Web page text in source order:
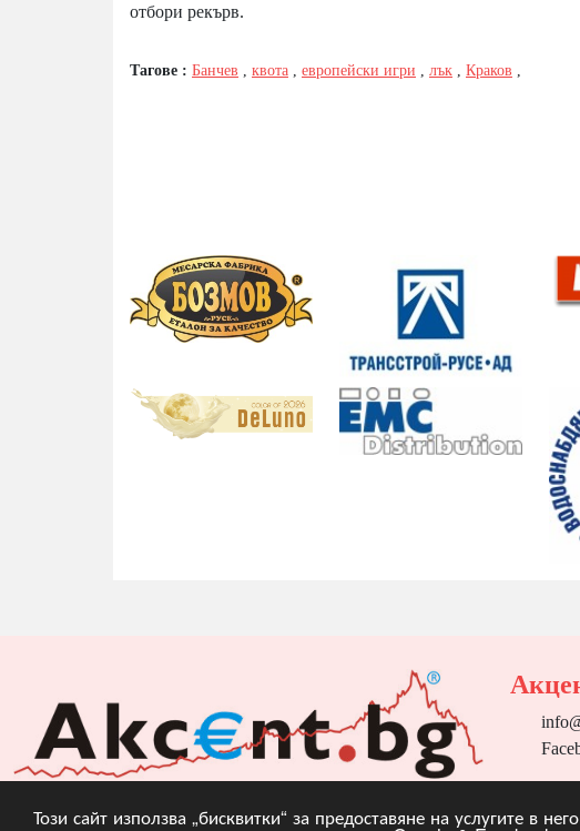
Този сайт използва „бисквитки“ за предоставяне на услугите в
отбори рекърв.
Тагове : Банчев квота европейски игри лък Краков